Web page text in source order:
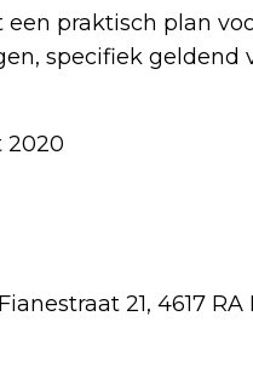
praktisch plan
specifiek geldend
2020
21, 4617